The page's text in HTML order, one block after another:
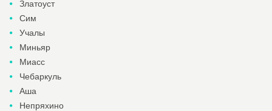
Златоуст
Сим
Учалы
Миньяр
Миасс
Чебаркуль
Аша
Непряхино